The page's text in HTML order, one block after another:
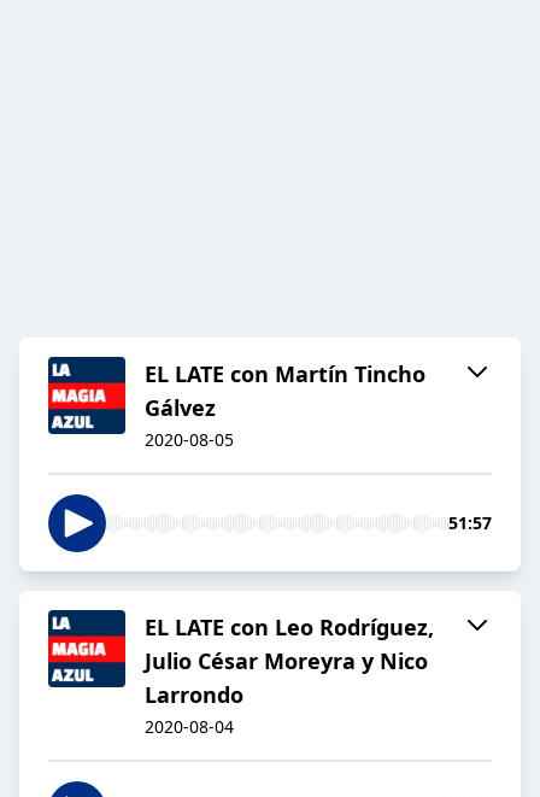
EL LATE con Martín Tincho
Gálvez
2020-08-05
51:57
EL LATE con Leo Rodríguez,
Julio César Moreyra y Nico
Larrondo
2020-08-04